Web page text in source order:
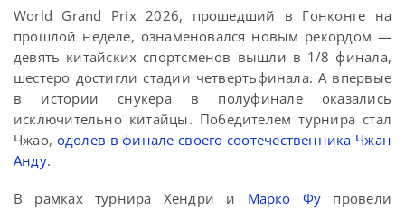
World Grand Prix 2026, прошедший в Гонконге на
прошлой неделе, ознаменовался новым рекордом —
девять китайских спортсменов вышли в 1/8 финала,
шестеро достигли стадии четвертьфинала. А впервые
в истории снукера в полуфинале оказались
исключительно китайцы. Победителем турнира стал
Чжао, одолев в финале своего соотечественника Чжан
Анду.
В рамках турнира Хендри и Марко Фу провели